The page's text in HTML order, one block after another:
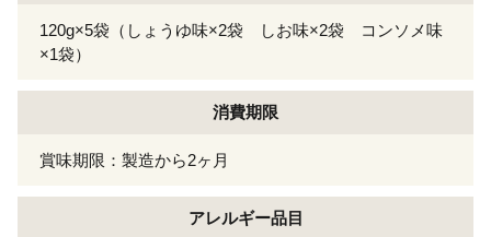
120g×5袋（しょうゆ味×2袋 しお味×2袋 コンソメ味
×1袋）
消費期限
賞味期限：製造から2ヶ月
アレルギー品目